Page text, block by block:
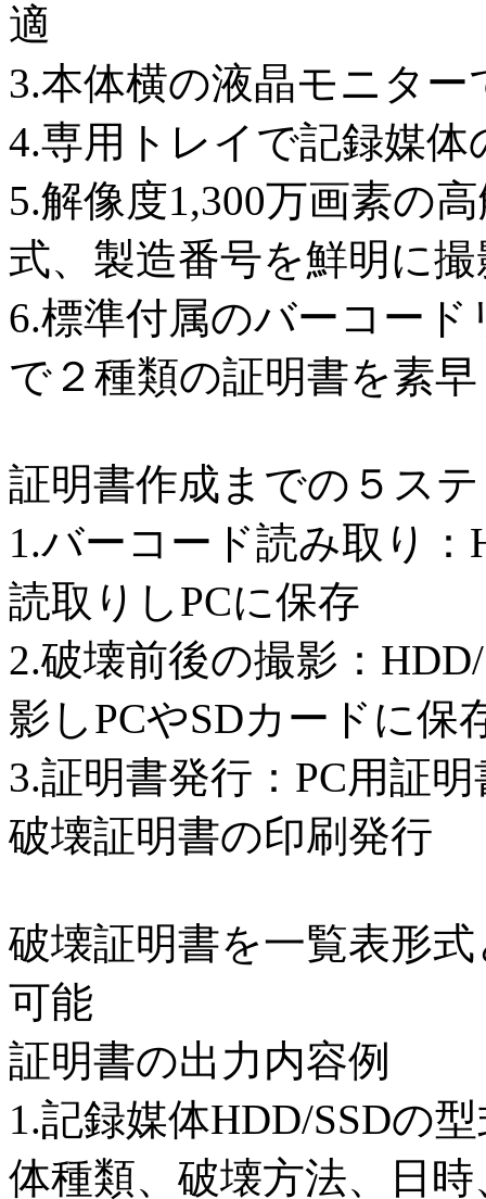
適
3.本体横の液晶モニタ
4.専用トレイで記録媒
5.解像度1,300万画素の
式、製造番号を鮮明に
6.標準付属のバーコー
で２種類の証明書を素
証明書作成までの５ス
1.バーコード読み取り
読取りしPCに保存
2.破壊前後の撮影：
影しPCやSDカードに保
3.証明書発行：PC用証
破壊証明書の印刷発行
破壊証明書を一覧表形
可能
証明書の出力内容例
1.記録媒体HDD/SSDの
体種類、破壊方法、日